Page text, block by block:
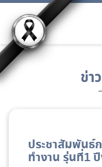
ข่า
ประชาสัมพันธ์
ทำงาน รุ่นที่1